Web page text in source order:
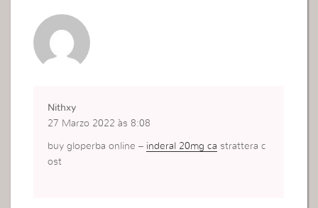
Nithxy
27 Marzo 2022 às 8:08
buy gloperba online – inderal 20mg ca strattera c
ost